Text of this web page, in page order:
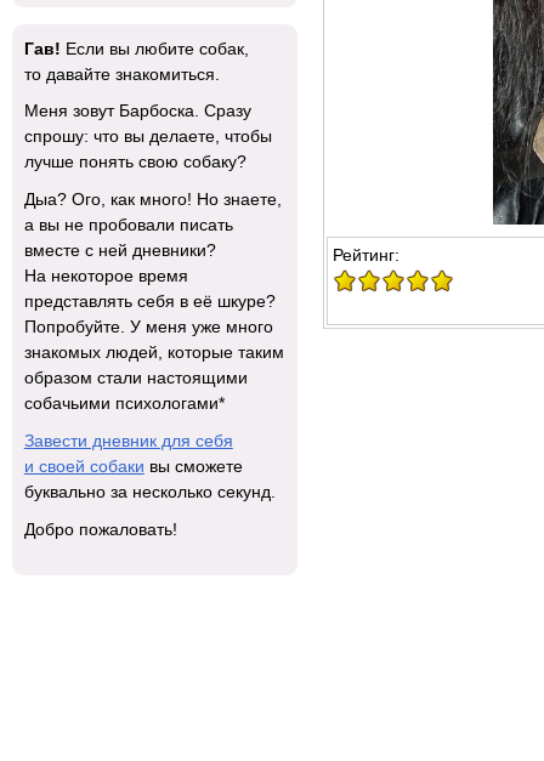
Рейтинг:
Гав! Если вы любите собак,
то давайте знакомиться.
Меня зовут Барбоска. Сразу
спрошу: что вы делаете, чтобы
лучше понять свою собаку?
Дыа? Ого, как много! Но знаете,
а вы не пробовали писать
вместе с ней дневники?
На некоторое время
представлять себя в её шкуре?
Попробуйте. У меня уже много
знакомых людей, которые таким
образом стали настоящими
собачьими психологами*
Завести дневник для себя
и своей собаки вы сможете
буквально за несколько секунд.
Добро пожаловать!